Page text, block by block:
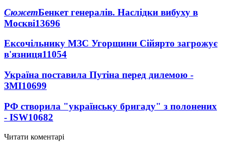
СюжетБенкет генералів. Наслідки вибуху в
Москві13696
Ексочільнику МЗС Угорщини Сійярто загрожує
в'язниця11054
Україна поставила Путіна перед дилемою -
ЗМІ10699
РФ створила "українську бригаду" з полонених
- ISW10682
Читати коментарі